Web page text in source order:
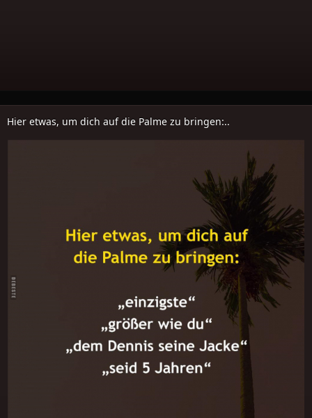
Hier etwas, um dich auf die Palme zu bringen:..